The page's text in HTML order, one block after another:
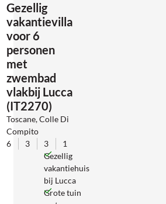
Gezellig
vakantievilla
voor 6
personen
met
zwembad
vlakbij Lucca
(IT2270)
Toscane, Colle Di
Compito
6
3 3
1
Gezellig
vakantiehuis
bij Lucca
Grote tuin